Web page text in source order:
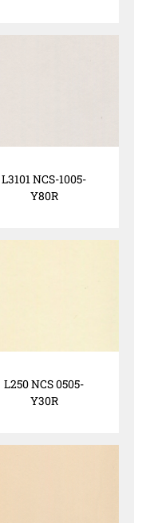
L3101 NCS-1005-
Y80R
L250 NCS 0505-
Y30R